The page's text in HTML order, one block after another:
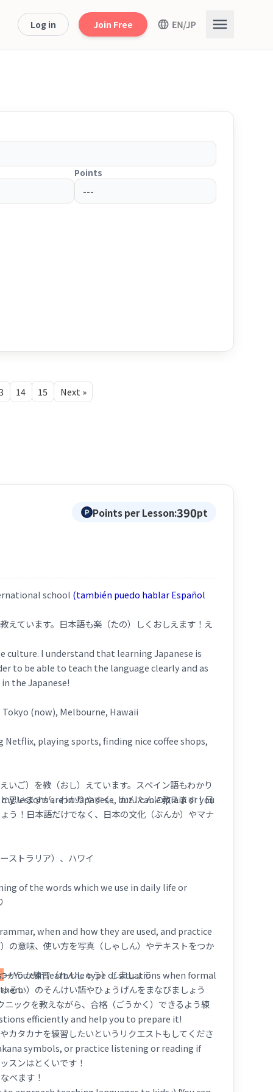
Log in Join Free
Points
14 15 Next »
Points per Lesson:390pt
school (también puedo hablar Español
ています。日本語も楽（たの）しくおしえます！え
culture. I understand that learning Japanese is
to be able to teach the language clearly and as
the Japanese!
(now), Melbourne, Hawaii
playing sports, finding nice coffee shops,
lessons are in Japanese, but I can explain or you
of the words which we use in daily life or
when and how they are used, and practice
→ You can learn the type of situations when formal
efficiently and help you to prepare it!
symbols, or practice listening or reading if
いご）を教（おし）えています。スペイン語もわかり
思いますが、わかりやすく、かんたんに教えます！日
う！日本語だけでなく、日本の文化（ぶんか）やマナ
ストラリア）、ハワイ
意味、使い方を写真（しゃしん）やテキストをつか
うか練習（れんしゅう）しましょう
るい）のそんけい語やひょうげんをまなびましょう
ックを教えながら、合格（ごうかく）できるよう練
カタカナを練習したいというリクエストもしてくださ
ンはとくいです！
べます！